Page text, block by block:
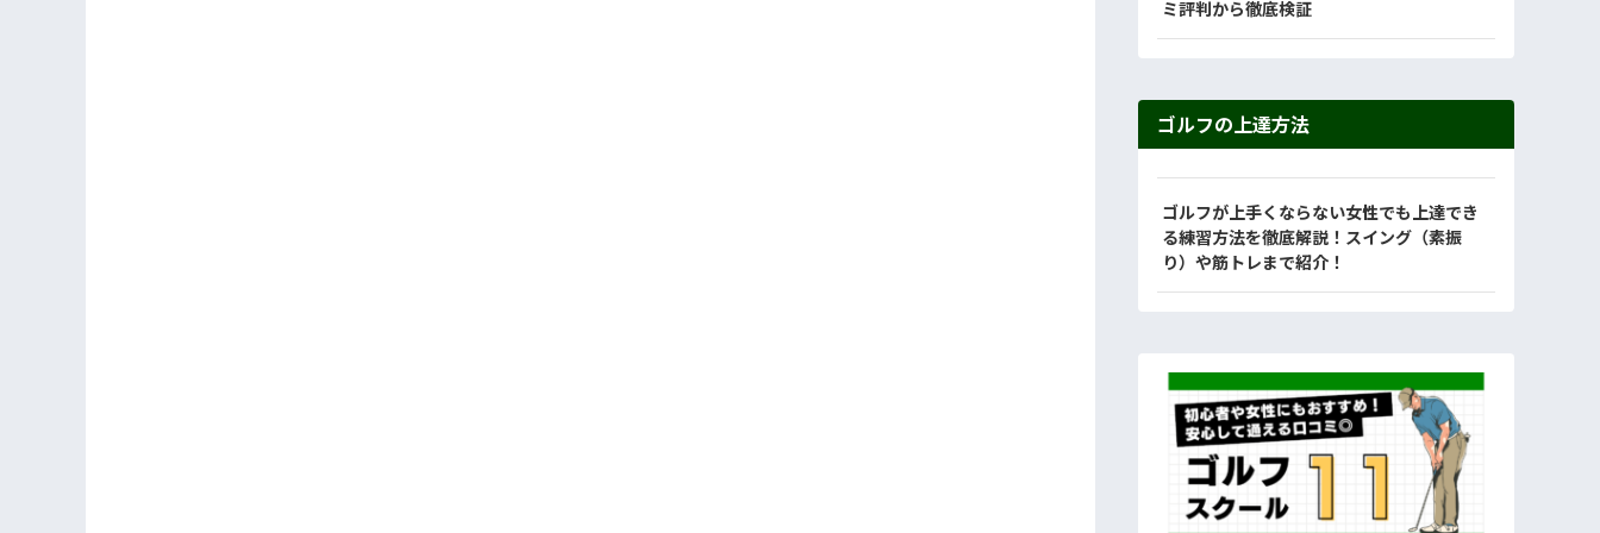
ミ評判から徹底検証
ゴルフの上達方法
ゴルフが上手くならない女性でも上達でき
る練習方法を徹底解説！スイング（素振
り）や筋トレまで紹介！